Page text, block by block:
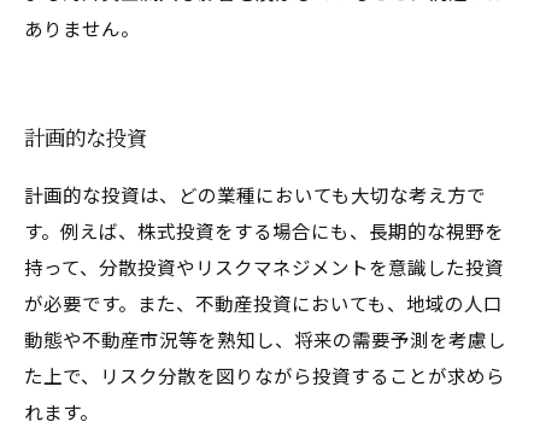
ありません。
計画的な投資
計画的な投資は、どの業種においても大切な考え方で
す。例えば、株式投資をする場合にも、長期的な視野を
持って、分散投資やリスクマネジメントを意識した投資
が必要です。また、不動産投資においても、地域の人口
動態や不動産市況等を熟知し、将来の需要予測を考慮し
た上で、リスク分散を図りながら投資することが求めら
れます。